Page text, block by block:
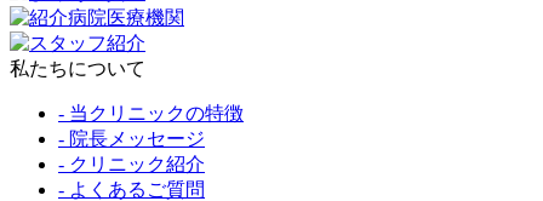
私たちについて
- 当クリニックの特徴
- 院長メッセージ
- クリニック紹介
- よくあるご質問